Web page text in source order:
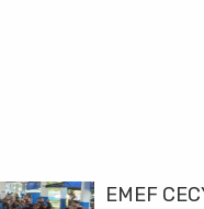
EMEF